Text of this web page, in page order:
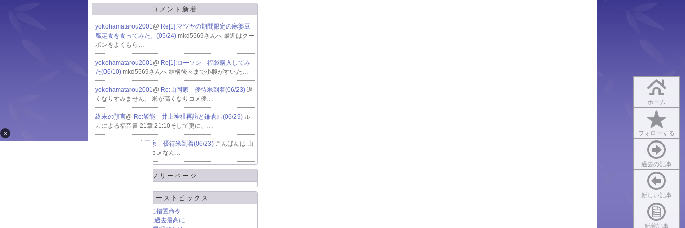
ホーム
フォローする
過去の記事
新しい記事
新着記事
×
コメント新着
yokohamatarou2001@ Re[1]:マツヤの期間限定の麻婆豆
腐定食を食ってみた。(05/24) mkd5569さんへ 最近はクー
ポンをよくもら…
yokohamatarou2001@ Re[1]:ローソン 福袋購入してみ
た(06/10) mkd5569さんへ 結構後々まで小腹がすいた…
yokohamatarou2001@ Re:山岡家 優待米到着(06/23) 遅
くなりすみません。 米が高くなりコメ優…
終末の預言@ Re:飯能 井上神社再訪と鎌倉峠(06/29) ル
カによる福音書 21章 21:10そして更に、…
Re:山岡家 優待米到着(06/23) こんばんは 山
岡やさんの優待はおコメなん…
フリーページ
ニューストピックス
人気アプリ｢SNOW｣に措置命令
初めて100万円を超え過去最高に